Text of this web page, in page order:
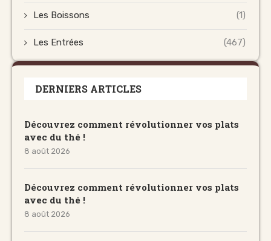
Les Boissons (1)
Les Entrées (467)
DERNIERS ARTICLES
Découvrez comment révolutionner vos plats
avec du thé !
8 août 2026
Découvrez comment révolutionner vos plats
avec du thé !
8 août 2026